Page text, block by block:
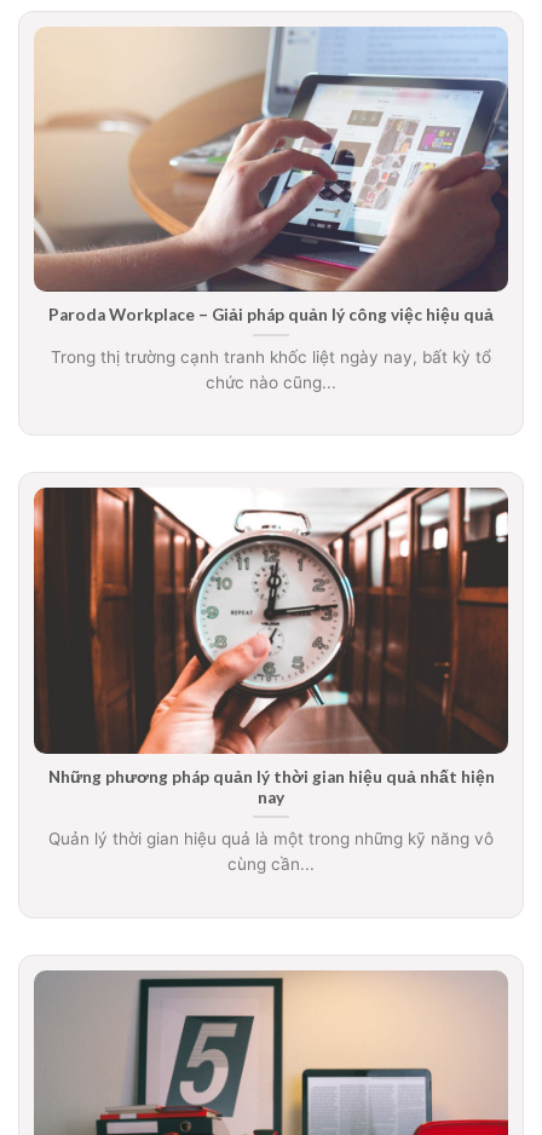
Paroda Workplace – Giải pháp quản lý công việc hiệu quả
Trong thị trường cạnh tranh khốc liệt ngày nay, bất kỳ tổ
chức nào cũng...
Những phương pháp quản lý thời gian hiệu quả nhất hiện
nay
Quản lý thời gian hiệu quả là một trong những kỹ năng vô
cùng cần...